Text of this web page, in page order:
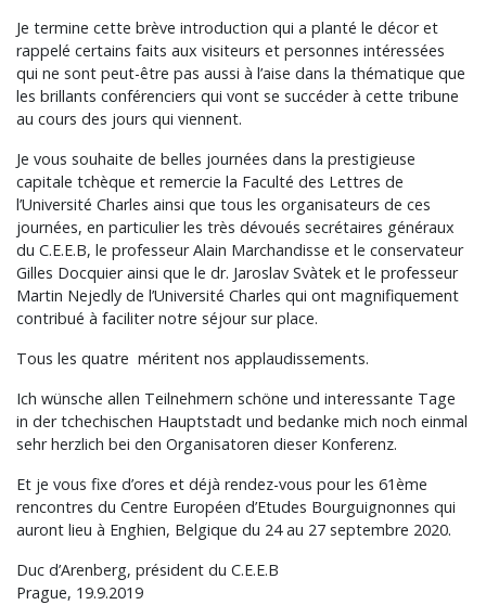
Je termine cette brève introduction qui a planté le décor et
rappelé certains faits aux visiteurs et personnes intéressées
qui ne sont peut-être pas aussi à l’aise dans la thématique que
les brillants conférenciers qui vont se succéder à cette tribune
au cours des jours qui viennent.
Je vous souhaite de belles journées dans la prestigieuse
capitale tchèque et remercie la Faculté des Lettres de
l’Université Charles ainsi que tous les organisateurs de ces
journées, en particulier les très dévoués secrétaires généraux
du C.E.E.B, le professeur Alain Marchandisse et le conservateur
Gilles Docquier ainsi que le dr. Jaroslav Svàtek et le professeur
Martin Nejedly de l’Université Charles qui ont magnifiquement
contribué à faciliter notre séjour sur place.
Tous les quatre méritent nos applaudissements.
Ich wünsche allen Teilnehmern schöne und interessante Tage
in der tchechischen Hauptstadt und bedanke mich noch einmal
sehr herzlich bei den Organisatoren dieser Konferenz.
Et je vous fixe d’ores et déjà rendez-vous pour les 61ème
rencontres du Centre Européen d’Etudes Bourguignonnes qui
auront lieu à Enghien, Belgique du 24 au 27 septembre 2020.
Duc d’Arenberg, président du C.E.E.B
Prague, 19.9.2019